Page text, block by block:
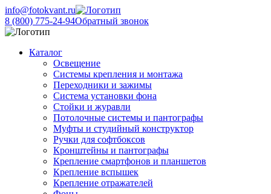
info@fotokvant.ru
8 (800) 775-24-94Обратный звонок
Каталог
Освещение
Системы крепления и монтажа
Переходники и зажимы
Система установки фона
Стойки и журавли
Потолочные системы и пантографы
Муфты и студийный конструктор
Ручки для софтбоксов
Кронштейны и пантографы
Крепление смартфонов и планшетов
Крепление вспышек
Крепление отражателей